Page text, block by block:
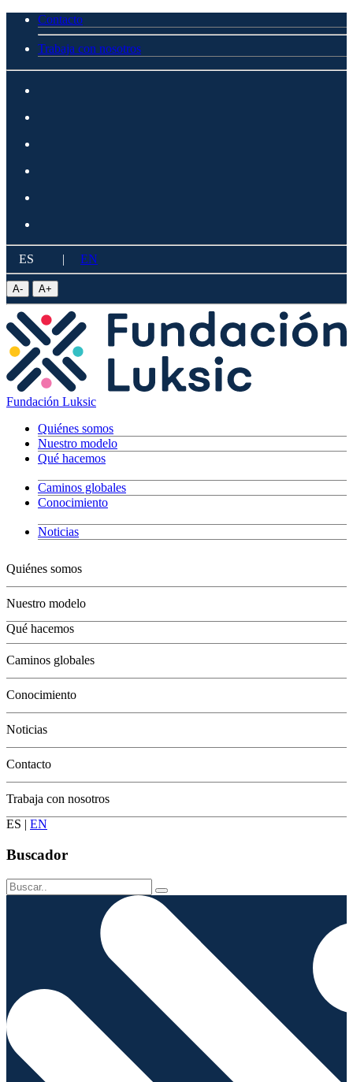
Contacto
Trabaja con nosotros
ES | EN
A- A+
Fundación Luksic
Quiénes somos
Nuestro modelo
Qué hacemos
Caminos globales
Conocimiento
Noticias
Quiénes somos
Nuestro modelo
Qué hacemos
Jóvenes
Adultos
Grandes
Conservación
Caminos globales
Conocimiento
Noticias
Contacto
Trabaja con nosotros
ES | EN
Buscador